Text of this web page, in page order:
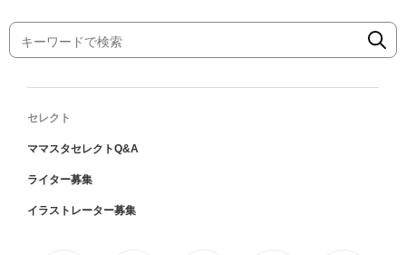
セレクト
ママスタセレクトQ&A
ライター募集
イラストレーター募集